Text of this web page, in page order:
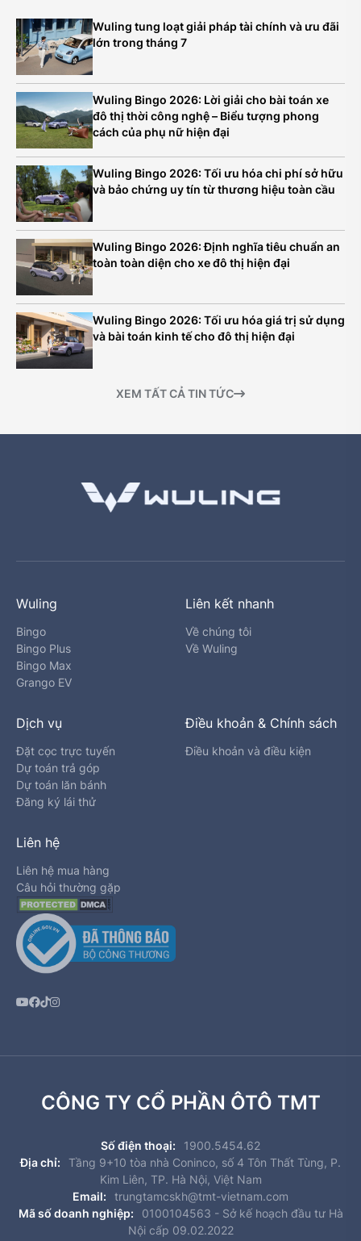
Wuling tung loạt giải pháp tài chính và ưu đãi
lớn trong tháng 7
Wuling Bingo 2026: Lời giải cho bài toán xe
đô thị thời công nghệ – Biểu tượng phong
cách của phụ nữ hiện đại
Wuling Bingo 2026: Tối ưu hóa chi phí sở hữu
và bảo chứng uy tín từ thương hiệu toàn cầu
Wuling Bingo 2026: Định nghĩa tiêu chuẩn an
toàn toàn diện cho xe đô thị hiện đại
Wuling Bingo 2026: Tối ưu hóa giá trị sử dụng
và bài toán kinh tế cho đô thị hiện đại
XEM TẤT CẢ TIN TỨC
Wuling
Bingo
Bingo Plus
Bingo Max
Grango EV
Liên kết nhanh
Về chúng tôi
Về Wuling
Dịch vụ
Đặt cọc trực tuyến
Dự toán trả góp
Dự toán lăn bánh
Đăng ký lái thử
Điều khoản & Chính sách
Điều khoản và điều kiện
Liên hệ
Liên hệ mua hàng
Câu hỏi thường gặp
CÔNG TY CỔ PHẦN ÔTÔ TMT
Số điện thoại:
1900.5454.62
Địa chỉ:
Tầng 9+10 tòa nhà Coninco, số 4 Tôn Thất Tùng, P.
Kim Liên, TP. Hà Nội, Việt Nam
Email:
trungtamcskh@tmt-vietnam.com
Mã số doanh nghiệp:
0100104563 - Sở kế hoạch đầu tư Hà
Nội cấp 09.02.2022